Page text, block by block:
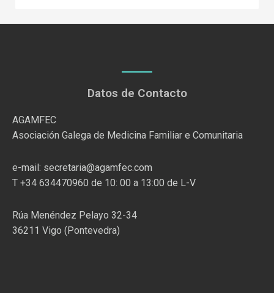
Datos de Contacto
AGAMFEC
Asociación Galega de Medicina Familiar e Comunitaria
e-mail: secretaria@agamfec.com
T +34 634470960 de 10: 00 a 13:00 de L-V
Rúa Menéndez Pelayo 32-34
36211 Vigo (Pontevedra)